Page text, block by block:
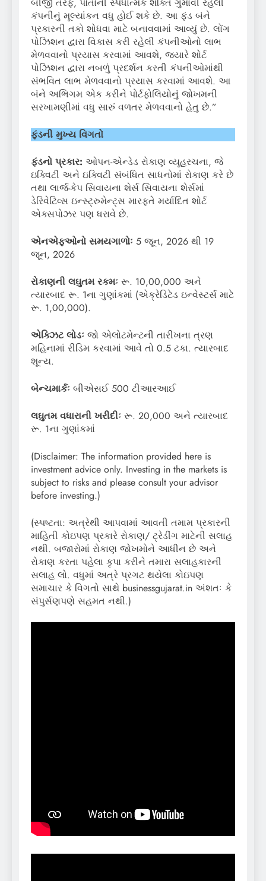
કંપનીનું મૂલ્યાંકન વધુ હોઈ શકે છે. આ ફંડ બંને
પ્રકારની તકો શોધવા માટે બનાવવામાં આવ્યું છે. લોંગ
પોઝિશન દ્વારા વિકાસ કરી રહેલી કંપનીઓનો લાભ
મેળવવાનો પ્રયાસ કરવામાં આવશે, જ્યારે શોર્ટ
પોઝિશન દ્વારા નબળું પ્રદર્શન કરતી કંપનીઓમાંથી
સંભવિત લાભ મેળવવાનો પ્રયાસ કરવામાં આવશે. આ
બંને અભિગમ એક કરીને પોર્ટફોલિયોનું જોખમની
સરખામણીમાં વધુ સારું વળતર મેળવવાનો હેતુ છે.”
ફંડની મુખ્ય વિગતો
ફંડનો પ્રકાર: ઓપન-એન્ડેડ રોકાણ વ્યૂહરચના, જે
ઇક્વિટી અને ઇક્વિટી સંબંધિત સાધનોમાં રોકાણ કરે છે
તથા લાર્જ-કેપ સિવાયના શેર્સ સિવાયના શેર્સમાં
ડેરિવેટિવ્સ ઇન્સ્ટ્રુમેન્ટ્સ મારફતે મર્યાદિત શોર્ટ
એક્સપોઝર પણ ધરાવે છે.
એનએફઓનો સમયગાળોઃ 5 જૂન, 2026 થી 19
જૂન, 2026
રોકાણની લઘુતમ રકમઃ રૂ. 10,00,000 અને
ત્યારબાદ રૂ. 1ના ગુણાંકમાં (એક્રેડિટેડ ઇન્વેસ્ટર્સ માટે
રૂ. 1,00,000).
એક્ઝિટ લોડઃ જો એલોટમેન્ટની તારીખના ત્રણ
મહિનામાં રીડિમ કરવામાં આવે તો 0.5 ટકા. ત્યારબાદ
શૂન્ય.
બેન્ચમાર્કઃ બીએસઈ 500 ટીઆરઆઈ
લઘુતમ વધારાની ખરીદીઃ રૂ. 20,000 અને ત્યારબાદ
રૂ. 1ના ગુણાંકમાં
(Disclaimer: The information provided here is
investment advice only. Investing in the markets is
subject to risks and please consult your advisor
before investing.)
(સ્પષ્ટતા: અત્રેથી આપવામાં આવતી તમામ પ્રકારની
માહિતી કોઇપણ પ્રકારે રોકાણ/ ટ્રેડીંગ માટેની સલાહ
નથી. બજારોમાં રોકાણ જોખમોને આધીન છે અને
રોકાણ કરતા પહેલા કૃપા કરીને તમારા સલાહકારની
સલાહ લો. વધુમાં અત્રે પ્રગટ થયેલા કોઇપણ
સમાચાર કે વિગતો સાથે businessgujarat.in અંશતઃ કે
સંપુર્સણપણે સહમત નથી.)